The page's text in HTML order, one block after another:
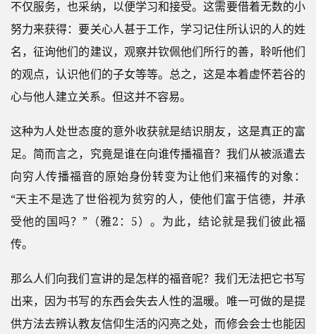
不仅服务，也采纳，以便学习和接受。这需要借着无数的小
努力来获得：要关心人甚于工作，学习记住所认识的人的姓
名，征询他们的建议，观察并钦佩他们所行的善，聆听他们
的观点，认识他们的子女等等。总之，这是本着虚怀若谷的
心与他人建立关系。但这并不容易。
这种为人处世态度的意外收获就是结识朋友，这是真正的富
足。简而言之，究竟是谁在向谁传播福音？我们从被派遣去
向穷人传播福音的原始身份转变为让他们来福传的对象：
“天主不是选了世俗视为贫穷的人，使他们富于信德，并承
受他的国吗？”（雅2：5）。为此，结论就是我们彼此福
传。
那么人们向我们宣讲的是怎样的福音呢？我们无法把它书写
出来，因为书写的东西会失去人性的温暖。唯一可做的是提
供方法去辨认教友信仰生活的闪亮之处，而修会会士也能因